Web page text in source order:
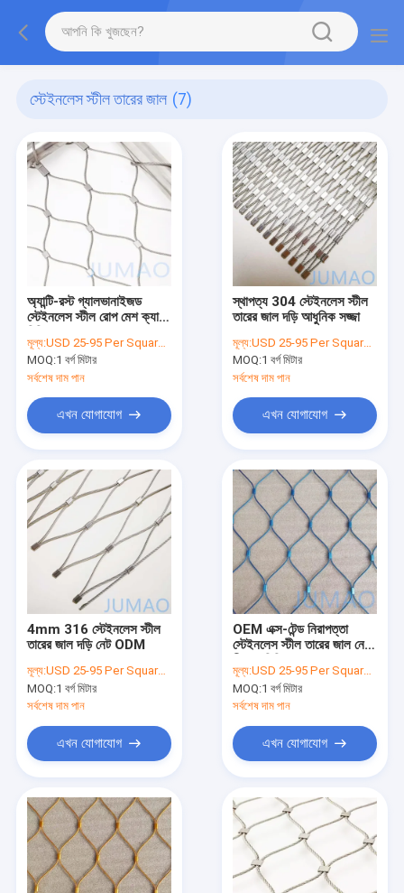
স্টেইনলেস স্টীল তারের জাল (7)
অ্যান্টি-রস্ট গ্যালভানাইজড
স্টেইনলেস স্টীল রোপ মেশ ক্যাবল
মূল্য:USD 25-95 Per Square Meter
MOQ:1 বর্গ মিটার
সর্বশেষ দাম পান
এখন যোগাযোগ
স্থাপত্য 304 স্টেইনলেস স্টীল
তারের জাল দড়ি আধুনিক সজ্জা
মূল্য:USD 25-95 Per Square Meter
MOQ:1 বর্গ মিটার
সর্বশেষ দাম পান
এখন যোগাযোগ
4mm 316 স্টেইনলেস স্টীল
তারের জাল দড়ি নেট ODM
মূল্য:USD 25-95 Per Square Meter
MOQ:1 বর্গ মিটার
সর্বশেষ দাম পান
এখন যোগাযোগ
OEM এক্স-টেন্ড নিরাপত্তা
স্টেইনলেস স্টীল তারের জাল নেট
মূল্য:USD 25-95 Per Square Meter
MOQ:1 বর্গ মিটার
সর্বশেষ দাম পান
এখন যোগাযোগ